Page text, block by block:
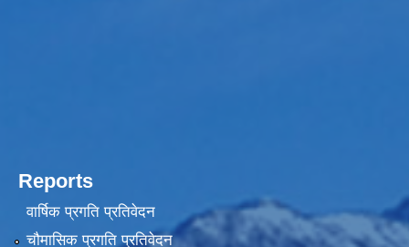
Reports
वार्षिक प्रगति प्रतिवेदन
चौमासिक प्रगति प्रतिवेदन